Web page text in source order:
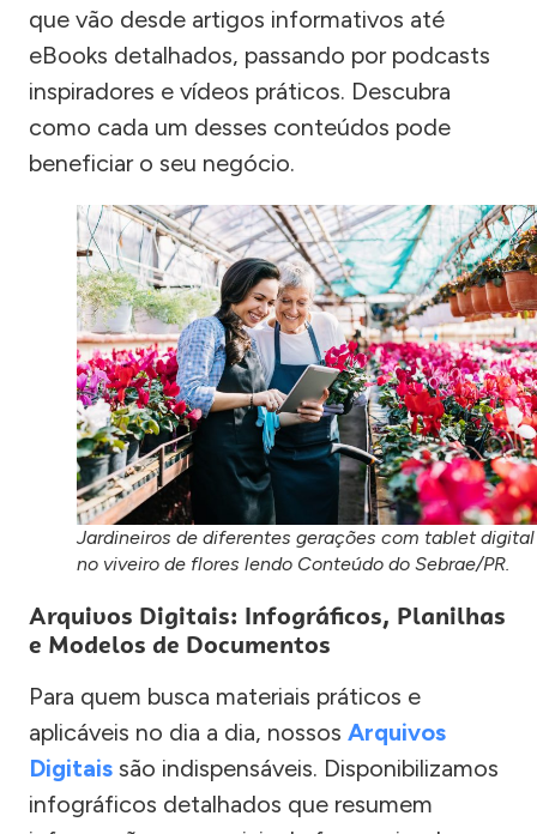
que vão desde artigos informativos até
eBooks detalhados, passando por podcasts
inspiradores e vídeos práticos. Descubra
como cada um desses conteúdos pode
beneficiar o seu negócio.
Jardineiros de diferentes gerações com tablet digital
no viveiro de flores lendo Conteúdo do Sebrae/PR.
Arquivos Digitais: Infográficos, Planilhas
e Modelos de Documentos
Para quem busca materiais práticos e
aplicáveis no dia a dia, nossos Arquivos
Digitais são indispensáveis. Disponibilizamos
infográficos detalhados que resumem